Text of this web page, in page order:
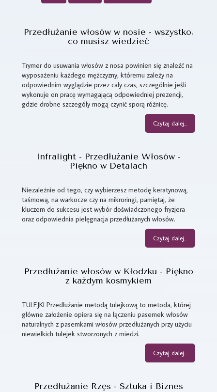
Przedłużanie włosów w nosie - wszystko,
co musisz wiedzieć
Trymer do usuwania włosów z nosa powinien się znaleźć na
wyposażeniu każdego mężczyzny, któremu zależy na
odpowiednim wyglądzie przez cały czas, szczególnie jeśli
wykonuje on pracę wymagającą odpowiedniej prezencji,
gdzie drobne szczegóły mogą czynić sporą różnicę.
Czytaj dalej...
Infralight - Przedłużanie Włosów -
Piękno w Detalach
Niezależnie od tego, czy wybierzesz metodę keratynową,
taśmową, na warkocze czy na mikroringi, pamiętaj, że
kluczem do sukcesu jest wybór doświadczonego fryzjera
oraz odpowiednia pielęgnacja przedłużanych włosów.
Czytaj dalej...
Przedłużanie włosów w Kłodzku - Piękno
z każdym kosmykiem
TULEJKI Przedłużanie metodą tulejkową to metoda, której
główne założenie opiera się na łączeniu pasemek włosów
naturalnych z pasemkami włosów przedłużanych przy użyciu
niewielkich tulejek stworzonych z miedzi.
Czytaj dalej...
Przedłużanie Rzęs - Sztuka i Biznes